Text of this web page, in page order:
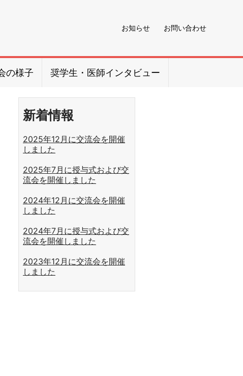
お知らせ お問い合わせ
の様子 奨学生・医師インタビュー
新着情報
2025年12⽉に交流会を開催
しました
2025年7⽉に授与式および交
流会を開催しました
2024年12月に交流会を開催
しました
2024年7月に授与式および交
流会を開催しました
2023年12月に交流会を開催
しました